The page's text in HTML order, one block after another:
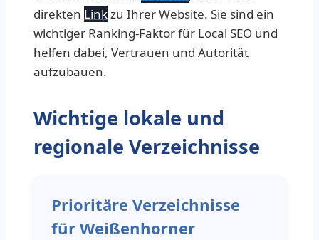
direkten Linkzu Ihrer Website. Sie sind ein
wichtiger Ranking-Faktor für Local SEO und
helfen dabei, Vertrauen und Autorität
aufzubauen.
Wichtige lokale und
regionale Verzeichnisse
Prioritäre Verzeichnisse
für Weißenhorner